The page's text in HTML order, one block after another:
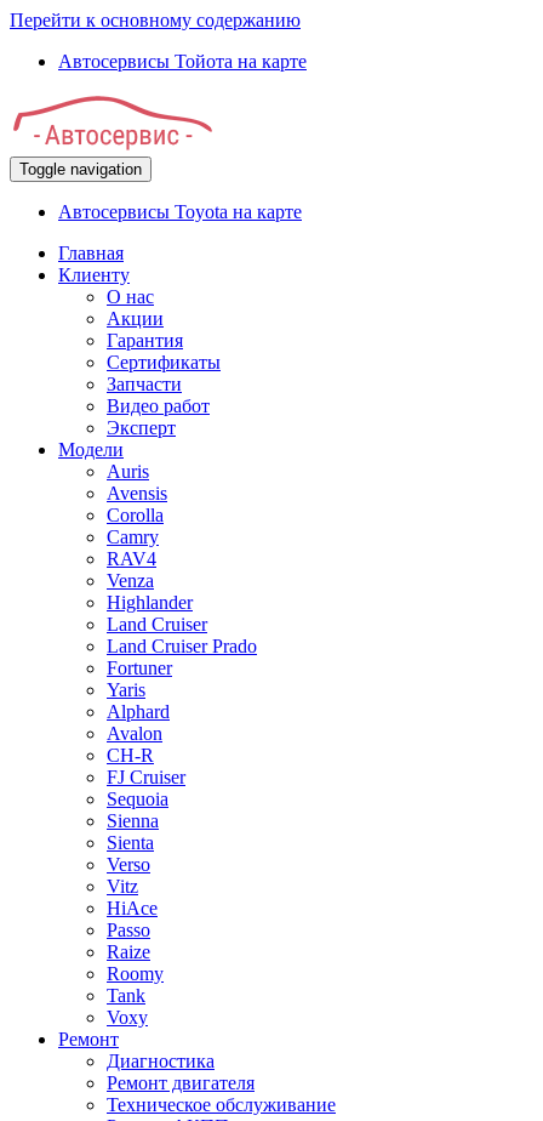
Перейти к основному содержанию
Автосервисы Тойота на карте
Toggle navigation
Автосервисы Toyota на карте
Главная
Клиенту
О нас
Акции
Гарантия
Сертификаты
Запчасти
Видео работ
Эксперт
Модели
Auris
Avensis
Corolla
Camry
RAV4
Venza
Highlander
Land Cruiser
Land Cruiser Prado
Fortuner
Yaris
Alphard
Avalon
CH-R
FJ Cruiser
Sequoia
Sienna
Sienta
Verso
Vitz
HiAce
Passo
Raize
Roomy
Tank
Voxy
Ремонт
Диагностика
Ремонт двигателя
Техническое обслуживание